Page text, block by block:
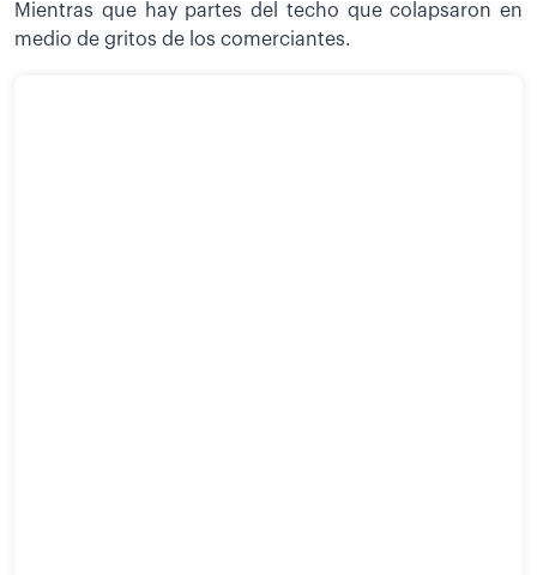
Mientras que hay partes del techo que colapsaron en
medio de gritos de los comerciantes.